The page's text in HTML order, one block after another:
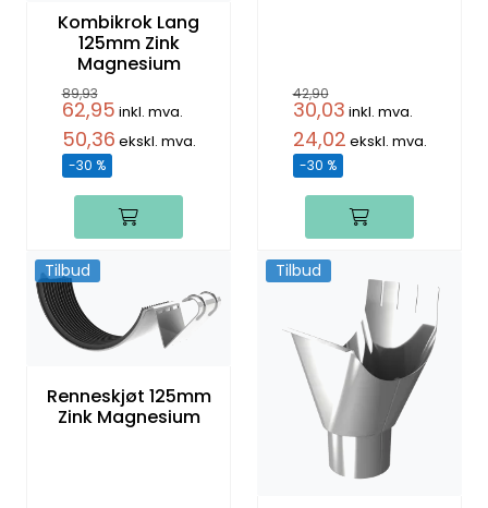
Kombikrok Lang
125mm Zink
Magnesium
89,93
62,95 inkl. mva.
50,36 ekskl. mva.
-30 %
42,90
30,03 inkl. mva.
24,02 ekskl. mva.
-30 %
Tilbud
Renneskjøt 125mm
Zink Magnesium
Tilbud